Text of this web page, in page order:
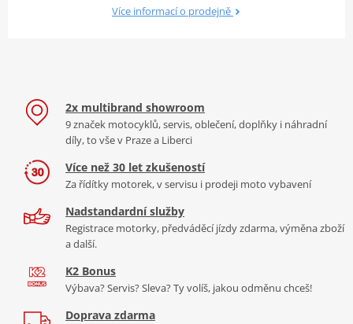
Více informací o prodejně
2x multibrand showroom
9 značek motocyklů, servis, oblečení, doplňky i náhradní
díly, to vše v Praze a Liberci
Více než 30 let zkušeností
Za řídítky motorek, v servisu i prodeji moto vybavení
Nadstandardní služby
Registrace motorky, předváděcí jízdy zdarma, výměna zboží
a další.
K2 Bonus
Výbava? Servis? Sleva? Ty volíš, jakou odměnu chceš!
Doprava zdarma